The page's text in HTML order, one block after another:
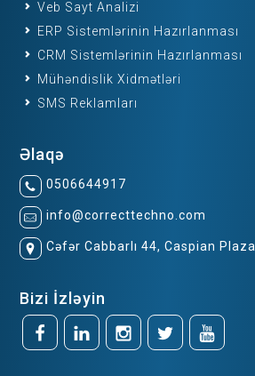
Veb Sayt Analizi
ERP Sistemlərinin Hazırlanması
CRM Sistemlərinin Hazırlanması
Mühəndislik Xidmətləri
SMS Reklamları
Əlaqə
0506644917
info@correcttechno.com
Cəfər Cabbarlı 44, Caspian Plaza
Bizi İzləyin